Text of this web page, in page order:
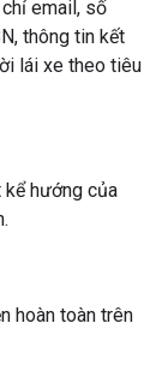
email, số
thông tin kết
lái xe theo tiêu
hướng của
hoàn toàn trên